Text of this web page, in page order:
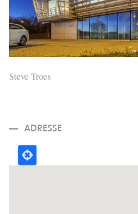
Steve Troes
ADRESSE